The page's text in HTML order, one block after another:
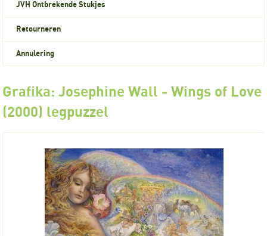
JVH Ontbrekende Stukjes
Retourneren
Annulering
Grafika: Josephine Wall - Wings of Love
(2000) legpuzzel